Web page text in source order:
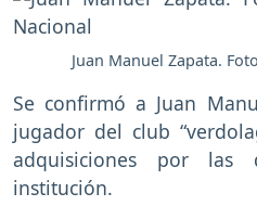
Juan Manuel Zapata.
Se confirmó a Juan
jugador del club
adquisiciones por
institución.